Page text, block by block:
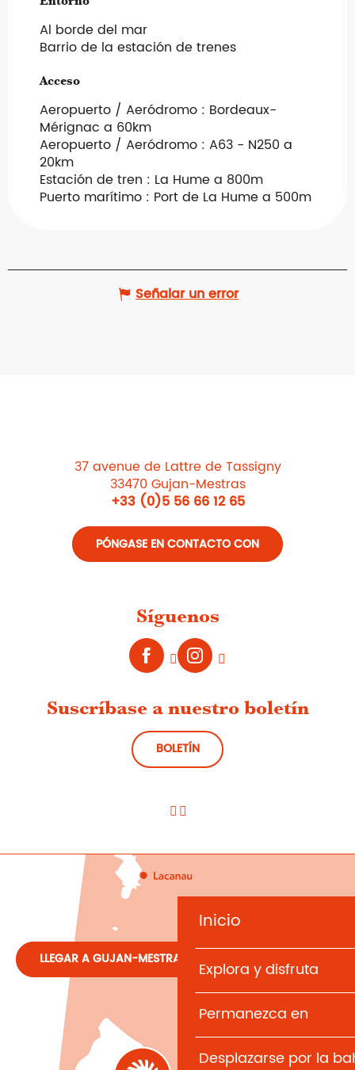
Inicio
Explora y disfruta
Permanezca en
Desplazarse por la
Al borde del mar
Barrio de la estación de trenes
Acceso
Acceso
Aeropuerto / Aeródromo : Bordeaux-
Mérignac a 60km
Aeropuerto / Aeródromo : A63 - N250 a
20km
Estación de tren : La Hume a 800m
Puerto marítimo : Port de La Hume a 500m
Señalar un error
37 avenue de Lattre de Tassigny
33470 Gujan-Mestras
+33 (0)5 56 66 12 65
PÓNGASE EN CONTACTO CON
Síguenos
Suscríbase a nuestro boletín
BOLETÍN
LLEGAR A GUJAN-MESTRAS